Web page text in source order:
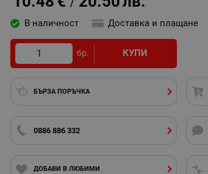
/
В наличност Доставка и плащане
бр. КУПИ
БЪРЗА ПОРЪЧКА
0886 886 332
ДОБАВИ В ЛЮБИМИ